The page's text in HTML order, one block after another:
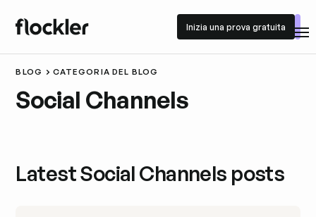
Inizia una prova gratuita
Inizia una prova gratuita
BLOG CATEGORIA DEL BLOG
Social Channels
Latest Social Channels posts